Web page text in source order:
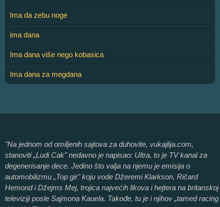
Ima da zebu noge
ima dana
Ima dana više nego kobasica
Ima dana za megdana
"Na jednom od omiljenih sajtova za duhovite, vukajlija.com,
stanoviti „Ludi Cak" nedavno je napisao: Ultra, to je TV kanal za
degenerisanje dece. Jedino što valja na njemu je emisija o
automobilizmu „Top gir" koju vode Džeremi Klarkson, Ričard
Hemond i Džejms Mej, trojica najvećih likova i hejtera na britanskoj
televiziji posle Sajmona Kauela. Takođe, tu je i njihov „tamed racing